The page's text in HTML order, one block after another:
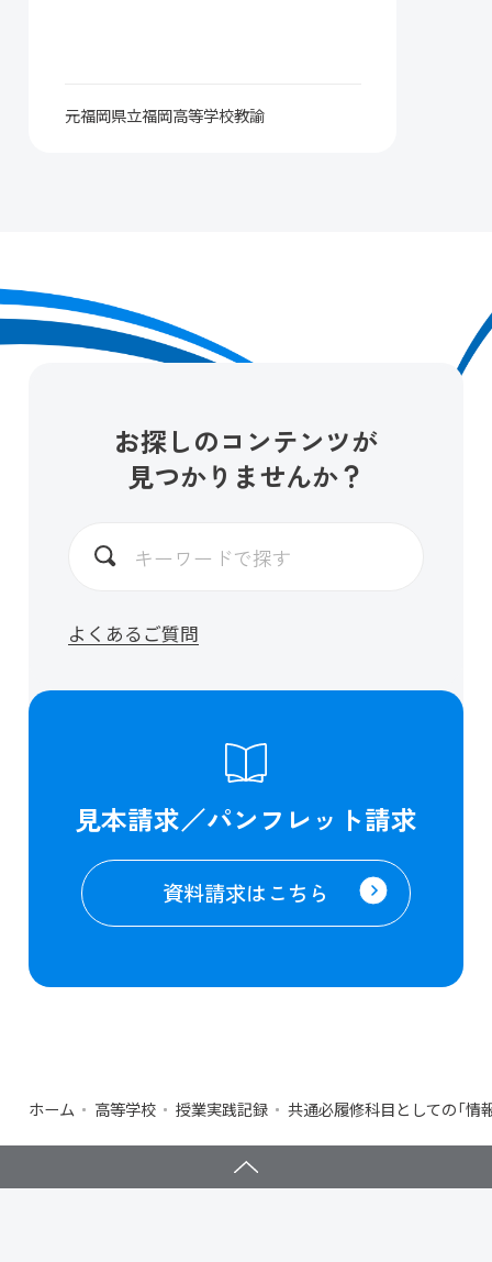
元福岡県立福岡高等学校教諭
お探しのコンテンツが
見つかりませんか？
よくあるご質問
見本請求／パンフレット請求
資料請求はこちら
ホーム 高等学校 授業実践記録 共通必履修科目としての「情